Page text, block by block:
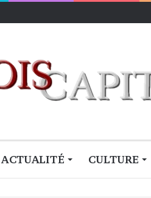
ACTUALITÉ CULTURE